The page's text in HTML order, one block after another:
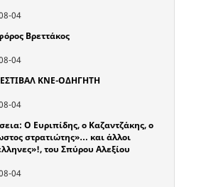
04
Βρεττάκος
04
ΚΝΕ-ΟΔΗΓΗΤΗ
04
Ο Ευριπίδης, ο Καζαντζάκης, ο
στρατιώτης»… και άλλοι
του Σπύρου Αλεξίου
04